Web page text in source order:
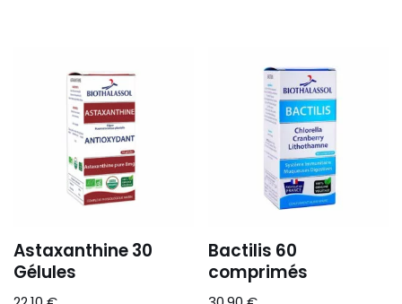
Astaxanthine 30
Gélules
Bactilis 60
comprimés